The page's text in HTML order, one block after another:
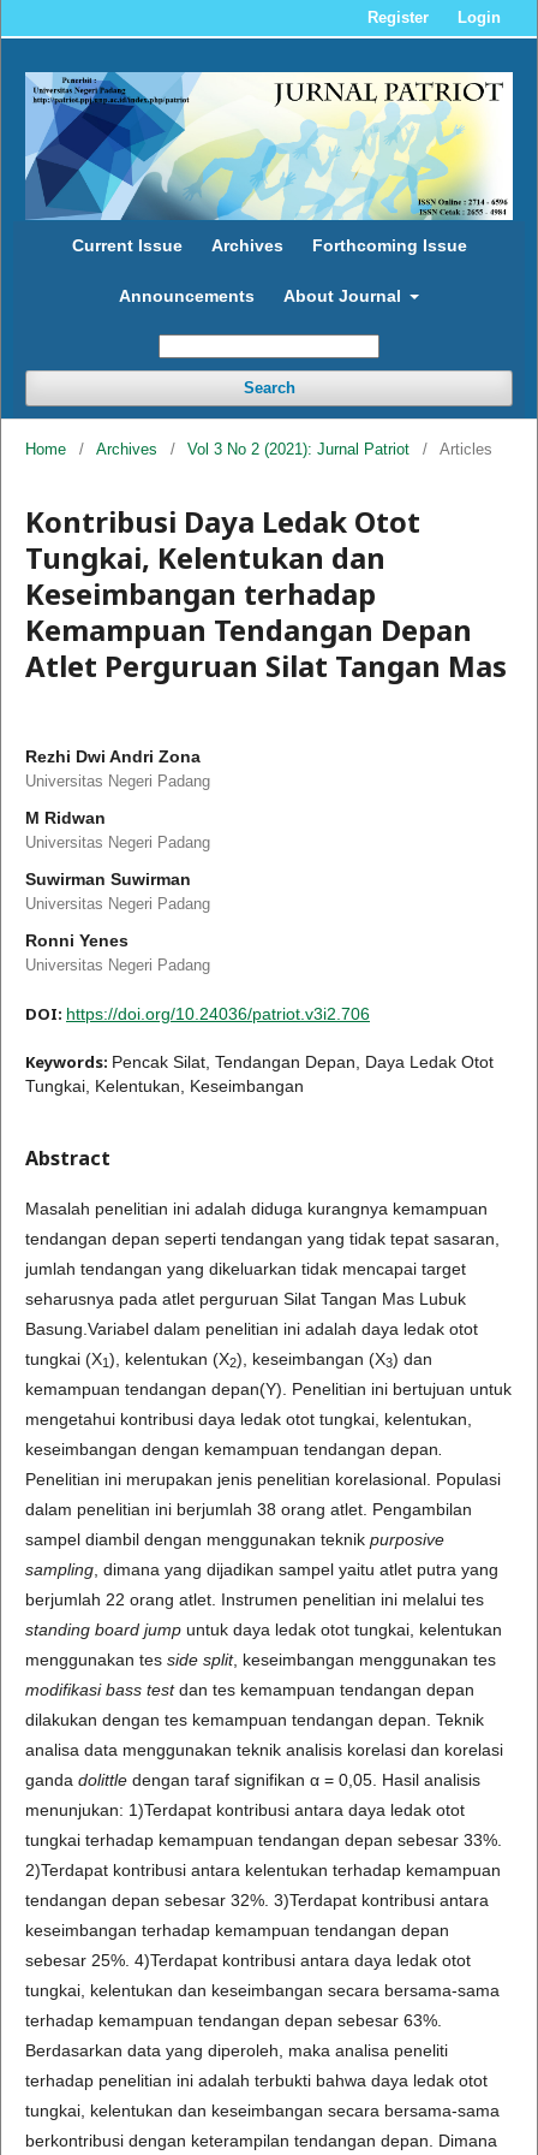
Current Issue Archives Forthcoming Issue
Announcements About Journal
Search
Register Login
Home / Archives / Vol 3 No 2 (2021): Jurnal Patriot / Articles
Kontribusi Daya Ledak Otot
Tungkai, Kelentukan dan
Keseimbangan terhadap
Kemampuan Tendangan Depan
Atlet Perguruan Silat Tangan Mas
Rezhi Dwi Andri Zona
Universitas Negeri Padang
M Ridwan
Universitas Negeri Padang
Suwirman Suwirman
Universitas Negeri Padang
Ronni Yenes
Universitas Negeri Padang
DOI: https://doi.org/10.24036/patriot.v3i2.706
Keywords: Pencak Silat, Tendangan Depan, Daya Ledak Otot
Tungkai, Kelentukan, Keseimbangan
Abstract
Masalah penelitian ini adalah diduga kurangnya kemampuan
tendangan depan seperti tendangan yang tidak tepat sasaran,
jumlah tendangan yang dikeluarkan tidak mencapai target
seharusnya pada atlet perguruan Silat Tangan Mas Lubuk
Basung.Variabel dalam penelitian ini adalah daya ledak otot
tungkai (X1 ), kelentukan (X2), keseimbangan (X3) dan
kemampuan tendangan depan(Y). Penelitian ini bertujuan untuk
mengetahui kontribusi daya ledak otot tungkai, kelentukan,
keseimbangan dengan kemampuan tendangan depan
Penelitian ini merupakan jenis penelitian korelasional. Populasi
dalam penelitian ini berjumlah 38 orang atlet. Pengambilan
sampel diambil dengan menggunakan teknik purposive
sampling , dimana yang dijadikan sampel yaitu atlet putra yang
berjumlah 22 orang atlet. Instrumen penelitian ini melalui tes
standing board jump untuk daya ledak otot tungkai, kelentukan
menggunakan tes side split, keseimbangan menggunakan tes
modifikasi bass testdan tes kemampuan tendangan depan
dilakukan dengan tes kemampuan tendangan depan. Teknik
analisa data menggunakan teknik analisis korelasi dan korelasi
ganda dolittle dengan taraf signifikan α = 0,05. Hasil analisis
menunjukan: 1)Terdapat kontribusi antara daya ledak otot
tungkai terhadap kemampuan tendangan depan sebesar 33%.
2)Terdapat kontribusi antara kelentukan terhadap kemampuan
tendangan depan sebesar 32%. 3)Terdapat kontribusi antara
keseimbangan terhadap kemampuan tendangan depan
sebesar 25%. 4)Terdapat kontribusi antara daya ledak otot
tungkai, kelentukan dan keseimbangan secara bersama-sama
terhadap kemampuan tendangan depan sebesar 63%.
Berdasarkan data yang diperoleh, maka analisa peneliti
terhadap penelitian ini adalah terbukti bahwa daya ledak otot
tungkai, kelentukan dan keseimbangan secara bersama-sama
berkontribusi dengan keterampilan tendangan depan. Dimana